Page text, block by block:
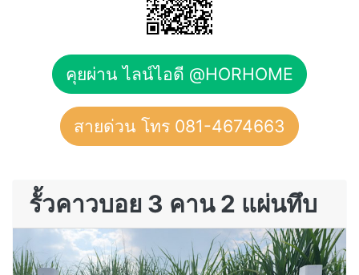
คุยผ่าน ไลน์ไอดี @HORHOME
สายด่วน โทร 081-4674663
รั้วคาวบอย 3 คาน 2 แผ่นทึบ